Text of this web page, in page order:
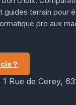
guides terrain pour
pro aux
?
1 Rue de Cerey,